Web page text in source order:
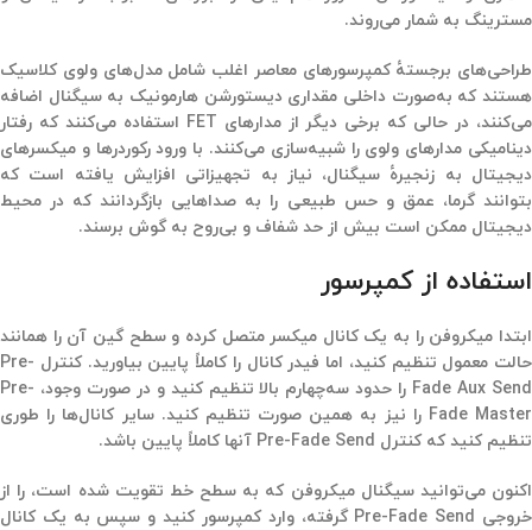
مسترینگ به شمار می‌روند.
طراحی‌های برجستهٔکمپرسورهای معاصر اغلب شامل مدل‌هایولوی کلاسیک
هستند که به‌صورت داخلی مقداری دیستورشن هارمونیک به سیگنال اضافه
می‌کنند، در حالی که برخی دیگر ازمدارهای
استفاده می‌کنند که رفتار
دینامیکی مدارهای ولوی را شبیه‌سازی می‌کنند. با ورودرکوردرها و میکسرهای
دیجیتال به زنجیرهٔ سیگنال، نیاز به تجهیزاتی افزایش یافته است که
بتوانندگرما، عمق و حس طبیعی را به صداهایی بازگردانند که در محیط
دیجیتال ممکن است بیش از حد شفاف و بی‌روح به گوش برسند.
استفاده از کمپرسور
ابتدا میکروفن را به یک کانال میکسر متصل کرده وسطح گین آن را همانند
حالت معمول تنظیم کنید، اما فیدر کانال را کاملاً پایین بیاورید. کنترل Pre-
Fade Aux Send را حدود سه‌چهارم بالاتنظیم کنید و در صورت وجود، Pre-
Fade Master را نیز به همین صورت تنظیم کنید. سایر کانال‌ها را طوری
تنظیم کنید کهکنترل آنها کاملاً پایین باشد.
اکنون می‌توانید سیگنال میکروفن که به سطح خط تقویت شده است، را از
خروجی Pre-Fade Send گرفته، واردکمپرسور کنید و سپس به یک کانال